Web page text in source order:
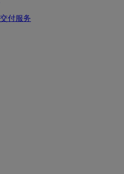
付服务